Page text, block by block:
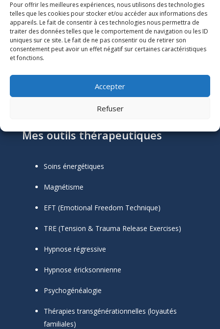
Pour offrir les meilleures expériences, nous utilisons des technologies
telles que les cookies pour stocker et/ou accéder aux informations des
appareils. Le fait de consentir à ces technologies nous permettra de
traiter des données telles que le comportement de navigation ou les ID
uniques sur ce site. Le fait de ne pas consentir ou de retirer son
consentement peut avoir un effet négatif sur certaines caractéristiques
et fonctions.
Accepter
Refuser
douleurs chroniques, de stress, ou de blocages
émotionnels, ses soins naturels et holistiques sont
conçus pour harmoniser votre énergie et restaurer
votre équilibre.
Mentions Légales
Mes outils thérapeutiques
Soins énergétiques
Magnétisme
EFT (Emotional Freedom Technique)
TRE (Tension & Trauma Release Exercises)
Hypnose régressive
Hypnose éricksonnienne
Psychogénéalogie
Thérapies transgénérationnelles (loyautés
familiales)